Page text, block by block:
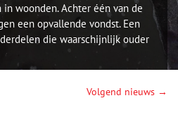
woonden. Achter één van de
een opvallende vondst. Een
die waarschijnlijk ouder
Volgend nieuws →